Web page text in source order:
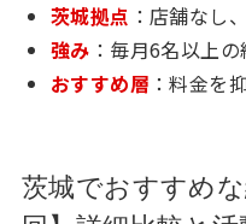
茨城拠点 ：店舗なし
強み ：毎月6名以上の
おすすめ層 ：料金を
茨城でおすすめ